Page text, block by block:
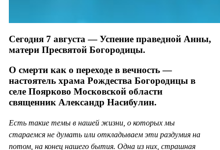
Сегодня 7 августа — Успение праведной Анны,
матери Пресвятой Богородицы.
О смерти как о переходе в вечность —
настоятель храма Рождества Богородицы в
селе Поярково Московской области
священник Александр Насибулин.
Есть такие темы в нашей жизни, о которых мы
стараемся не думать или откладываем эти раздумия на
потом, на конец нашего бытия. Одна из них, страшная